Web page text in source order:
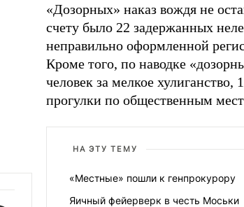
«Дозорных» наказ вождя не
счету было 22 задержанных
неправильно оформленной
Кроме того, по наводке
человек за мелкое хулиганство,
прогулки по общественным
НА ЭТУ ТЕМУ
«Местные» пошли к генпрокурору
Яичный фейерверк в честь Моськи